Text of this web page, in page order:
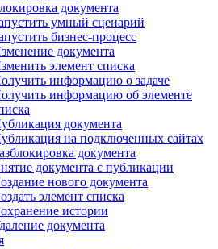
документа
умный сценарий
бизнес-процесс
документа
элемент списка
информацию о задаче
информацию об элементе
документа
на подключенных сайтах
документа
документа с публикации
нового документа
элемент списка
истории
документа